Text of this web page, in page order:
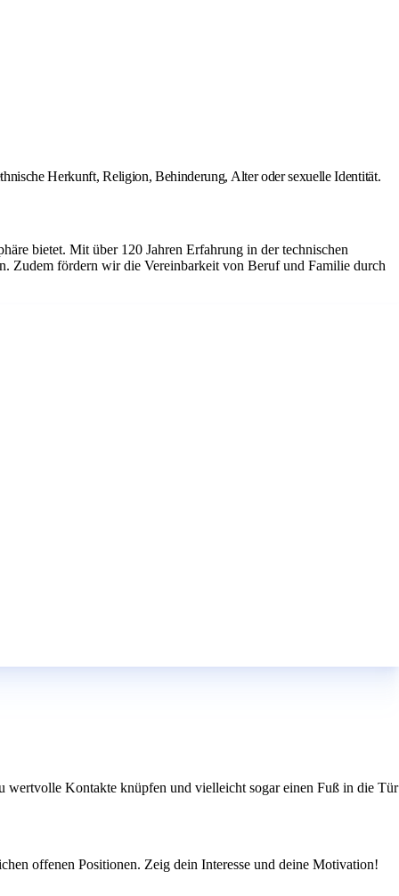
Herkunft, Religion, Behinderung, Alter oder sexuelle Identität.
bietet. Mit über 120 Jahren Erfahrung in der technischen
Zudem fördern wir die Vereinbarkeit von Beruf und Familie durch
wertvolle Kontakte knüpfen und vielleicht sogar einen Fuß in die Tür
offenen Positionen. Zeig dein Interesse und deine Motivation!